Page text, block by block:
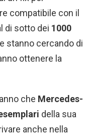
compatibile con il
di sotto dei 1000
stanno cercando di
ottenere la
che Mercedes-
della sua
anche nella